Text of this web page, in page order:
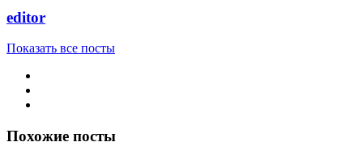
editor
Показать все посты
Похожие посты